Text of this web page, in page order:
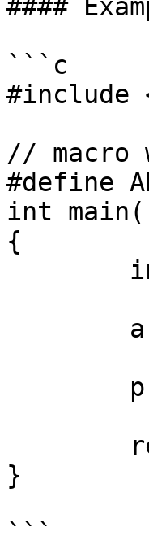
####
```c
#include
// macro
#define
int
{
}
```